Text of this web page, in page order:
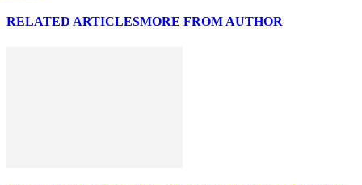
RELATED ARTICLESMORE FROM AUTHOR